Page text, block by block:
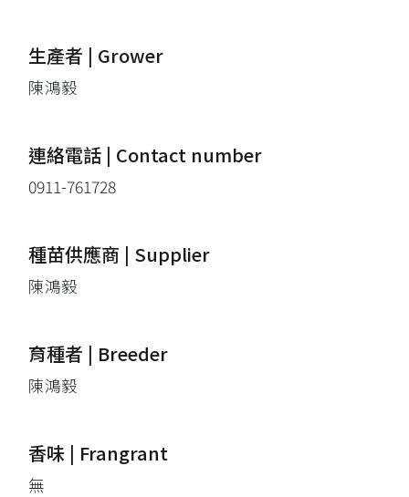
生產者 | Grower
陳鴻毅
連絡電話 | Contact number
0911-761728
種苗供應商 | Supplier
陳鴻毅
育種者 | Breeder
陳鴻毅
香味 | Frangrant
無